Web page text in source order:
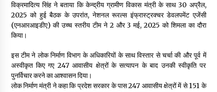
विक्रमादित्य सिंह ने बताया कि केन्द्रीय ग्रामीण विकास मंत्री के साथ 30 अप्रैल,
2025 को हुई बैठक के उपरांत, नेशनल रूरल्स इंफ्रास्ट्रक्चर डेवलपमेंट एजेंसी
(एनआरआइडीए) की उच्च स्तरीय टीम ने 2 और 3 मई, 2025 को शिमला का दौरा
किया।
इस टीम ने लोक निर्माण विभाग के अधिकारियों के साथ विस्तार से चर्चा की और पूर्व में
अस्वीकृत किए गए 247 आवासीय क्षेत्रों के सत्यापन के बाद उनकी स्वीकृति पर
पुनर्विचार करने का आश्वासन दिया।
लोक निर्माण मंत्री ने कहा कि प्रदेश सरकार के पास 247 आवासीय क्षेत्रों में से 151 के